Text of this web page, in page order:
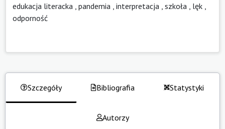
edukacja literacka pandemia interpretacja szkoła lęk
odporność
Szczegóły Bibliografia Statystyki
Autorzy